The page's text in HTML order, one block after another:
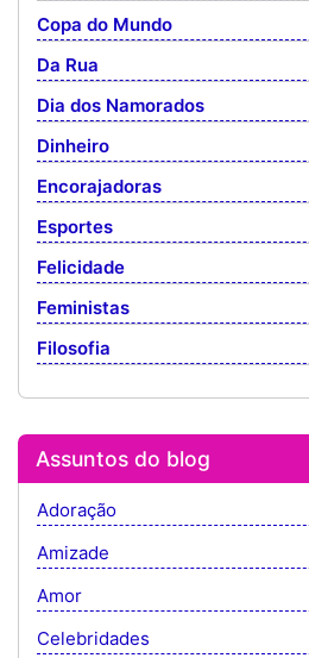
Copa do Mundo
Da Rua
Dia dos Namorados
Dinheiro
Encorajadoras
Esportes
Felicidade
Feministas
Filosofia
Assuntos do blog
Adoração
Amizade
Amor
Celebridades